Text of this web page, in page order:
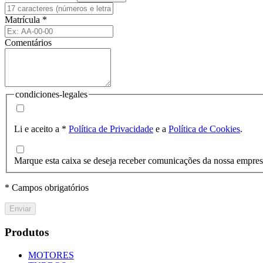
Matrícula *
Comentários
condiciones-legales
Li e aceito a * Política de Privacidade e a Política de Cookies.
Marque esta caixa se deseja receber comunicações da nossa
* Campos obrigatórios
Enviar
Produtos
MOTORES